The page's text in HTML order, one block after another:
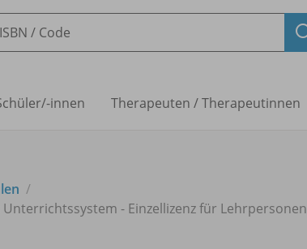
-innen Therapeuten /Therapeutinnen
- Einzellizenz für Lehrpersonen